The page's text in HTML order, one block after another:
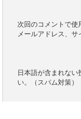
次回のコメントで使
メールアドレス、サ
日本語が含まれない
い。（スパム対策）